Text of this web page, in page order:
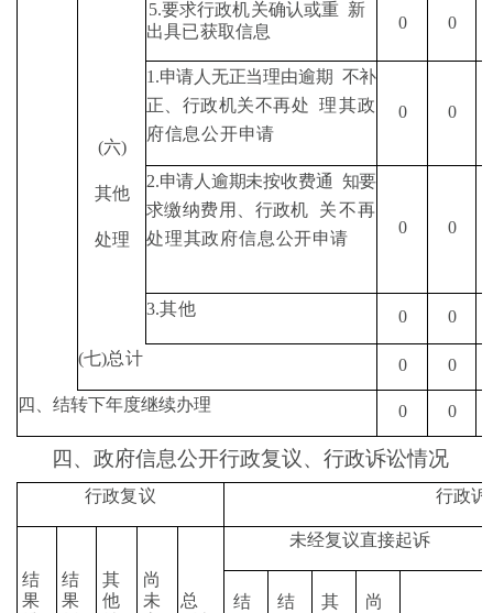
5.要求行政机关确认或重 新
出具已获取信息
0 0
(六)
其他
处理
1.申请人无正当理由逾期 不补
正、行政机关不再处 理其政
府信息公开申请
0 0
2.申请人逾期未按收费通 知要
求缴纳费用、行政机
关不再
处理其政府信息公开申请
0 0
3.其他 0 0
(七)总计 0 0
四、结转下年度继续办理 0 0
四、 政府信息公开行政复议、行政诉讼情况
行政复议 行政诉
结
果
结
果
其
他
尚
未
总
未经复议直接起诉
结
结
其
尚